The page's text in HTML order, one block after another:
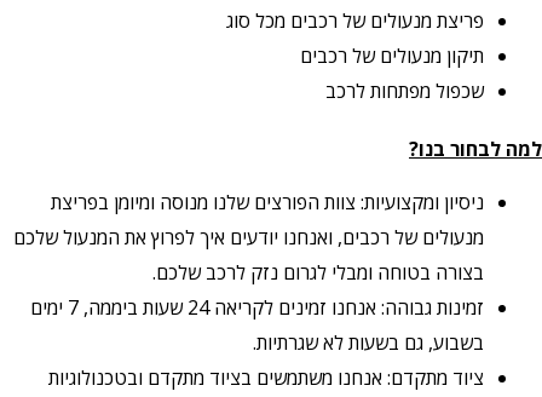
פריצת מנעולים של רכבים מכל סוג
תיקון מנעולים של רכבים
שכפול מפתחות לרכב
למה לבחור בנו?
ניסיון ומקצועיות: צוות הפורצים שלנו מנוסה ומיומן בפריצת
מנעולים של רכבים, ואנחנו יודעים איך לפרוץ את המנעול שלכם
בצורה בטוחה ומבלי לגרום נזק לרכב שלכם.
זמינות גבוהה: אנחנו זמינים לקריאה 24 שעות ביממה, 7 ימים
בשבוע, גם בשעות לא שגרתיות.
ציוד מתקדם: אנחנו משתמשים בציוד מתקדם ובטכנולוגיות